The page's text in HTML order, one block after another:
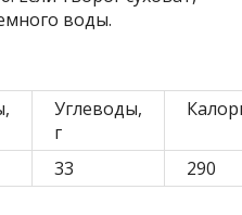
воды.
Углеводы,
г
33 290